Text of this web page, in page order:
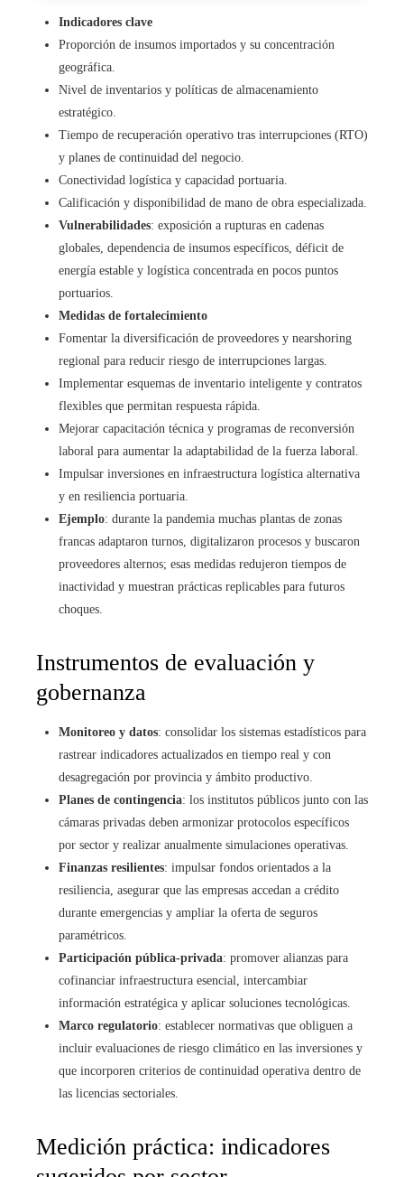
Indicadores clave
Proporción de insumos importados y su concentración
geográfica.
Nivel de inventarios y políticas de almacenamiento
estratégico.
Tiempo de recuperación operativo tras interrupciones (RTO)
y planes de continuidad del negocio.
Conectividad logística y capacidad portuaria.
Calificación y disponibilidad de mano de obra especializada.
Vulnerabilidades: exposición a rupturas en cadenas
globales, dependencia de insumos específicos, déficit de
energía estable y logística concentrada en pocos puntos
portuarios.
Medidas de fortalecimiento
Fomentar la diversificación de proveedores y nearshoring
regional para reducir riesgo de interrupciones largas.
Implementar esquemas de inventario inteligente y contratos
flexibles que permitan respuesta rápida.
Mejorar capacitación técnica y programas de reconversión
laboral para aumentar la adaptabilidad de la fuerza laboral.
Impulsar inversiones en infraestructura logística alternativa
y en resiliencia portuaria.
Ejemplo: durante la pandemia muchas plantas de zonas
francas adaptaron turnos, digitalizaron procesos y buscaron
proveedores alternos; esas medidas redujeron tiempos de
inactividad y muestran prácticas replicables para futuros
choques.
Instrumentos de evaluación y
gobernanza
Monitoreo y datos: consolidar los sistemas estadísticos para
rastrear indicadores actualizados en tiempo real y con
desagregación por provincia y ámbito productivo.
Planes de contingencia: los institutos públicos junto con las
cámaras privadas deben armonizar protocolos específicos
por sector y realizar anualmente simulaciones operativas.
Finanzas resilientes: impulsar fondos orientados a la
resiliencia, asegurar que las empresas accedan a crédito
durante emergencias y ampliar la oferta de seguros
paramétricos.
Participación pública-privada: promover alianzas para
cofinanciar infraestructura esencial, intercambiar
información estratégica y aplicar soluciones tecnológicas.
Marco regulatorio: establecer normativas que obliguen a
incluir evaluaciones de riesgo climático en las inversiones y
que incorporen criterios de continuidad operativa dentro de
las licencias sectoriales.
Medición práctica: indicadores